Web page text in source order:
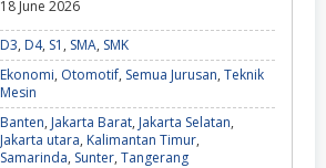
18 June 2026
D3, D4, S1 , SMA, SMK
Ekonomi, Otomotif, Semua Jurusan, Teknik
Mesin
Banten, Jakarta Barat, Jakarta Selatan,
Jakarta utara, Kalimantan Timur,
Samarinda, Sunter, Tangerang